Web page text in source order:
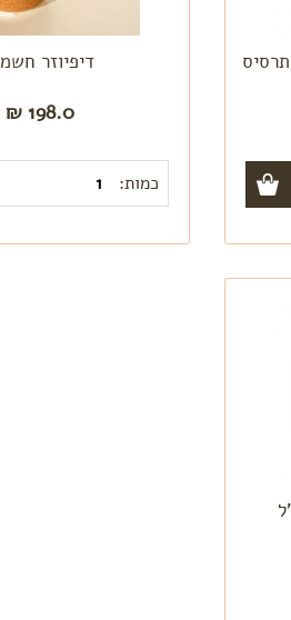
An Ounce Of Prevention תרסיס
דיפיוזר
198.0 ₪
כמות: